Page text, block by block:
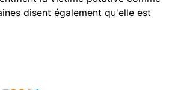
disent également qu'elle est